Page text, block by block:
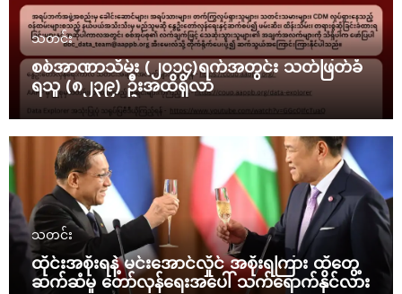
သတင်း
စစ်အာဏာသိမ်း (၂၀၁၄)ရက်အတွင်း သတ်ဖြတ်ခံ
ရသူ (၈၂၃၉) ဦးအထိရှိလာ
သတင်း
ထိုင်းအစိုးရနဲ့ မင်းအောင်လှိုင် အစိုးရကြား ထိတွေ့
ဆက်ဆံမှု တော်လှန်ရေးအပေါ် သက်ရောက်နိုင်လား